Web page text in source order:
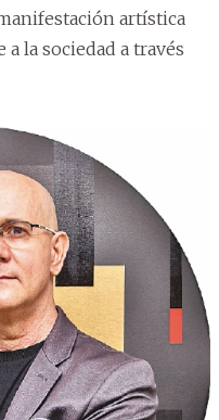
artística
la sociedad a través